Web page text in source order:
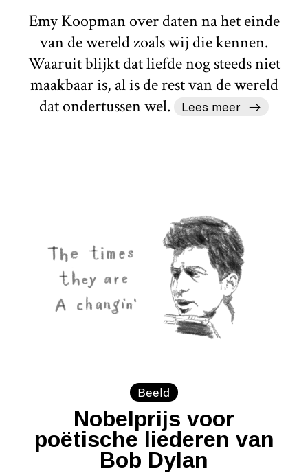
Emy Koopman over daten na het einde
van de wereld zoals wij die kennen.
Waaruit blijkt dat liefde nog steeds niet
maakbaar is, al is de rest van de wereld
dat ondertussen wel.
Lees meer
Beeld
Nobelprijs voor
poëtische liederen van
Bob Dylan